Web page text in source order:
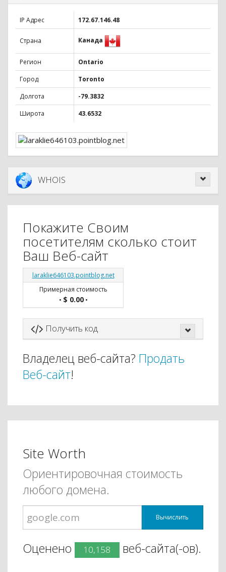
IP Адрес 172.67.146.48
Страна Канада
Регион
Ontario
Город
Toronto
Долгота
-79.3832
Широта
43.6532
WHOIS
Покажите Своим
посетителям сколько стоит
Ваш Веб-сайт
laraklie646103.pointblog.net
Примерная стоимость
• $ 0.00•
Получить код
Владелец веб-сайта? Продать
Веб-сайт!
Site Worth
Ориентировочная стоимость
любого домена.
Вычислить
Оценено 10,158 веб-сайта(-ов).